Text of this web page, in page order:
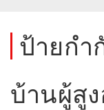
ป้ายกำ
บ้านผู้สู